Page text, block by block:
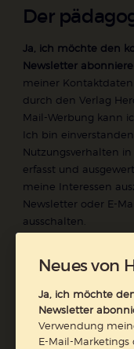
Der
Ja, ich möchte den
Newsletter
meiner
durch den Verlag
Mail-Werbung kann
Ich bin
Nutzungsverhalten
erfasst und
meine Interessen
Newsletter oder E-
ausschalten.
Neues von
Ja, ich möchte
Newsletter
Verwendung
E-Mail-